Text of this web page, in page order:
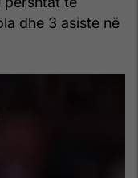
dhe 3 asiste në